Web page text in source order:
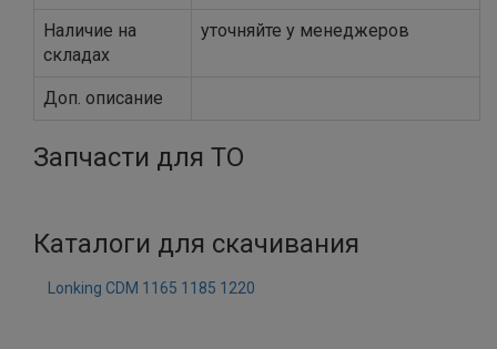
Наличие на
складах
уточняйте у менеджеров
Доп. описание
Запчасти для ТО
Каталоги для скачивания
Lonking CDM 1165 1185 1220